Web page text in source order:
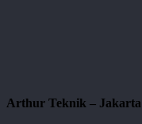
Arthur Teknik – Jakarta